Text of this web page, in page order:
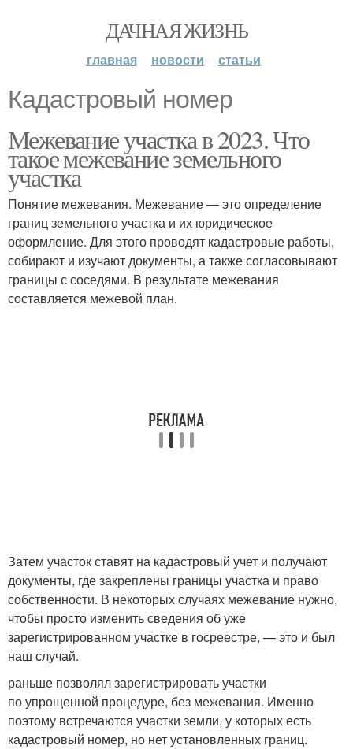
ДАЧНАЯ ЖИЗНЬ
главная новости статьи
Кадастровый номер
Межевание участка в 2023. Что
такое межевание земельного
участка
Понятие межевания. Межевание — это определение
границ земельного участка и их юридическое
оформление. Для этого проводят кадастровые работы,
собирают и изучают документы, а также согласовывают
границы с соседями. В результате межевания
составляется межевой план.
Затем участок ставят на кадастровый учет и получают
документы, где закреплены границы участка и право
собственности. В некоторых случаях межевание нужно,
чтобы просто изменить сведения об уже
зарегистрированном участке в госреестре, — это и был
наш случай.
раньше позволял зарегистрировать участки
по упрощенной процедуре, без межевания. Именно
поэтому встречаются участки земли, у которых есть
кадастровый номер, но нет установленных границ.